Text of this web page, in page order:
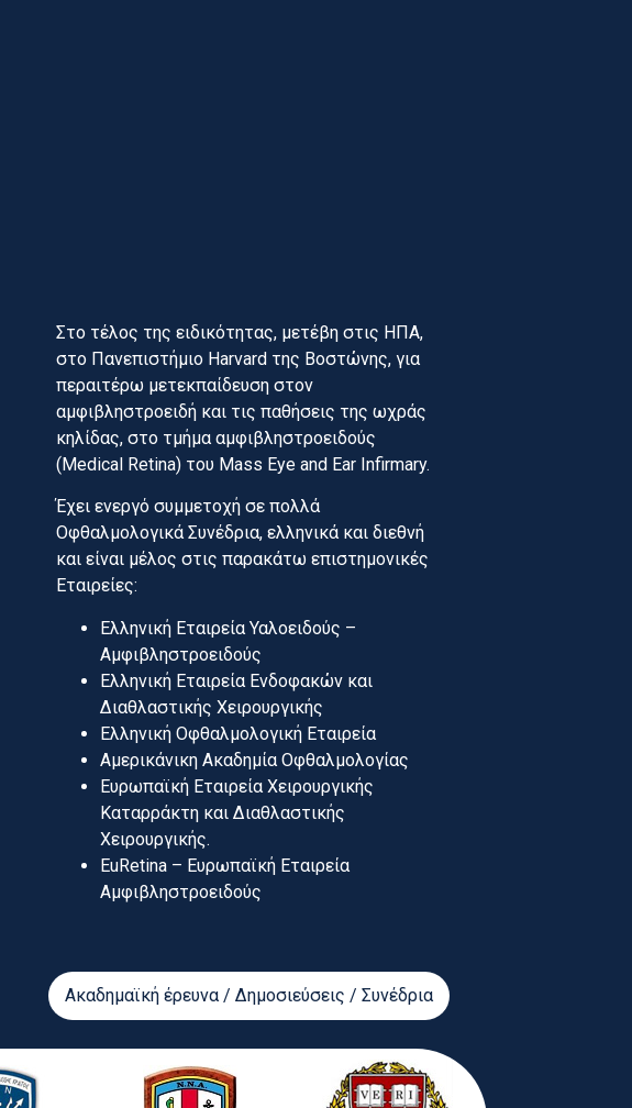
Στο τέλος της ειδικότητας, μετέβη στις ΗΠΑ,
στο Πανεπιστήμιο Harvard της Βοστώνης, για
περαιτέρω μετεκπαίδευση στον
αμφιβληστροειδή και τις παθήσεις της ωχράς
κηλίδας, στο τμήμα αμφιβληστροειδούς
(Medical Retina) του Mass Eye and Ear Infirmary.
Έχει ενεργό συμμετοχή σε πολλά
Οφθαλμολογικά Συνέδρια, ελληνικά και διεθνή
και είναι μέλος στις παρακάτω επιστημονικές
Εταιρείες:
Ελληνική Εταιρεία Υαλοειδούς –
Αμφιβληστροειδούς
Ελληνική Εταιρεία Ενδοφακών και
Διαθλαστικής Χειρουργικής
Ελληνική Οφθαλμολογική Εταιρεία
Αμερικάνικη Ακαδημία Οφθαλμολογίας
Ευρωπαϊκή Εταιρεία Χειρουργικής
Καταρράκτη και Διαθλαστικής
Χειρουργικής.
EuRetina – Ευρωπαϊκή Εταιρεία
Αμφιβληστροειδούς
Ακαδημαϊκή έρευνα / Δημοσιεύσεις / Συνέδρια